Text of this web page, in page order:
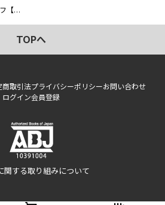
信長のシェフ【単話版】
TOPへ
商取引法プライバシーポリシーお問い合わせ
ログイン会員登録
関する取り組みについて